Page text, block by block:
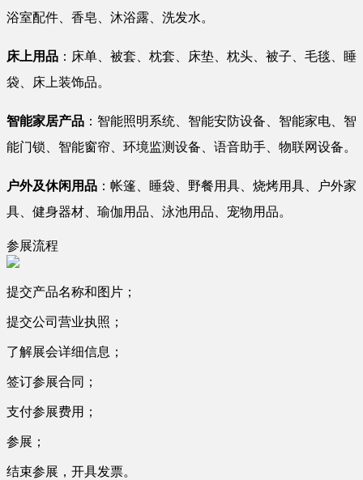
浴室配件、香皂、沐浴露、洗发水。
床上用品 ：床单、被套、枕套、床垫、枕头、被子、毛毯、睡
袋、床上装饰品。
智能家居产品 ：智能照明系统、智能安防设备、智能家电、智
能门锁、智能窗帘、环境监测设备、语音助手、物联网设备。
户外及休闲用品 ：帐篷、睡袋、野餐用具、烧烤用具、户外家
具、健身器材、瑜伽用品、泳池用品、宠物用品。
参展流程
提交产品名称和图片；
提交公司营业执照；
了解展会详细信息；
签订参展合同；
支付参展费用；
参展；
结束参展，开具发票。